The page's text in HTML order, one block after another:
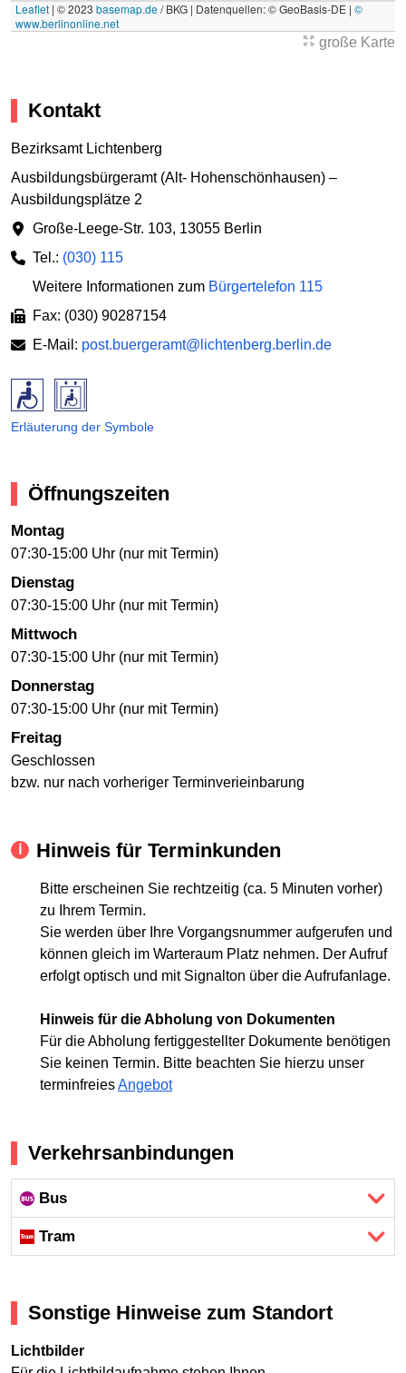
Leaflet | © 2023 basemap.de/ BKG | Datenquellen: © GeoBasis-DE | ©
www.berlinonline.net
große Karte
Kontakt
Bezirksamt Lichtenberg
Ausbildungsbürgeramt (Alt- Hohenschönhausen) –
Ausbildungsplätze 2
Große-Leege-Str. 103, 13055 Berlin
Tel.: (030) 115
Weitere Informationen zum Bürgertelefon 115
Fax: (030) 90287154
E-Mail: post.buergeramt@lichtenberg.berlin.de
Erläuterung der Symbole
Öffnungszeiten
Montag
07:30-15:00 Uhr (nur mit Termin)
Dienstag
07:30-15:00 Uhr (nur mit Termin)
Mittwoch
07:30-15:00 Uhr (nur mit Termin)
Donnerstag
07:30-15:00 Uhr (nur mit Termin)
Freitag
Geschlossen
bzw. nur nach vorheriger Terminverieinbarung
Hinweis für Terminkunden
Bitte erscheinen Sie rechtzeitig (ca. 5 Minuten vorher)
zu Ihrem Termin.
Sie werden über Ihre Vorgangsnummer aufgerufen und
können gleich im Warteraum Platz nehmen. Der Aufruf
erfolgt optisch und mit Signalton über die Aufrufanlage.
Hinweis für die Abholung von Dokumenten
Für die Abholung fertiggestellter Dokumente benötigen
Sie keinen Termin. Bitte beachten Sie hierzu unser
terminfreiesAngebot
Verkehrsanbindungen
Bus
Tram
Sonstige Hinweise zum Standort
Lichtbilder